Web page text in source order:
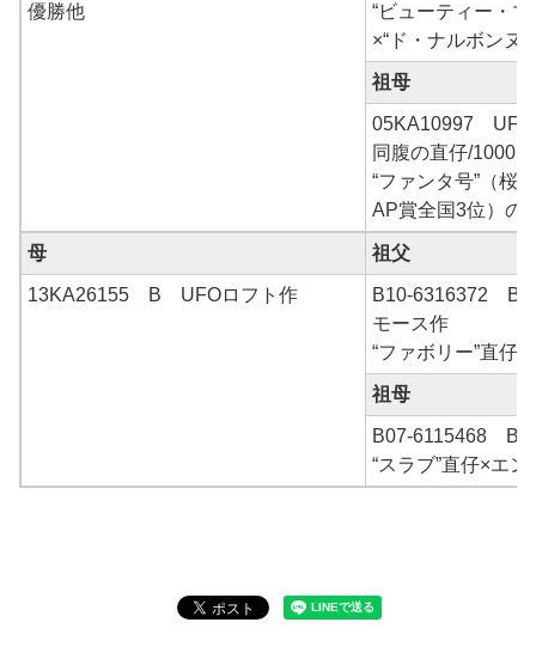
優勝他
“ビューティー・
×“ド・ナルボンヌ”
祖母
05KA10997 UFO
同腹の直仔/1000K
“ファンタ号”（桜
AP賞全国3位）の
母 祖父
13KA26155 B UFOロフト作
B10-6316372 B
モース作
“ファボリー”直仔
祖母
B07-6115468 B
“スラブ”直仔×エン